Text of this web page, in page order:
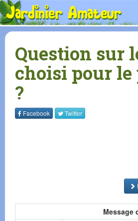
Question sur
choisi pour le
?
Facebook Twitter
Message